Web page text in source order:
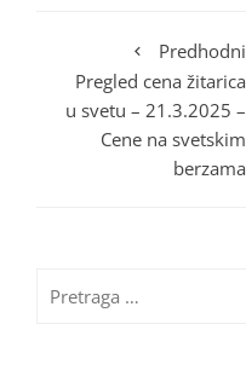
Predhodni
Pregled cena žitarica
u svetu – 21.3.2025 –
Cene na svetskim
berzama
za: